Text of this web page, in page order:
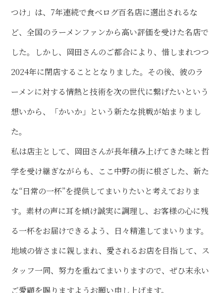
つけ」は、7年連続で食べログ百名店に選出されるな
ど、全国のラーメンファンから高い評価を受けた名店で
した。しかし、岡田さんのご都合により、惜しまれつつ
2024年に閉店することとなりました。その後、彼のラ
ーメンに対する情熱と技術を次の世代に繋げたいという
想いから、「かいか」という新たな挑戦が始まりまし
た。
私は店主として、岡田さんが長年積み上げてきた味と哲
学を受け継ぎながらも、ここ中野の街に根ざした、新た
な“日常の一杯”を提供してまいりたいと考えておりま
す。素材の声に耳を傾け誠実に調理し、お客様の心に残
る一杯をお届けできるよう、日々精進してまいります。
地域の皆さまに親しまれ、愛されるお店を目指して、ス
タッフ一同、努力を重ねてまいりますので、ぜひ末永い
ご愛顧を賜りますようお願い申し上げます。